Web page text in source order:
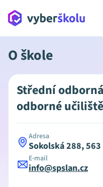
O škole
Střední
odborné
Adresa
Sokolská 288,
E-mail
info@spslan.cz